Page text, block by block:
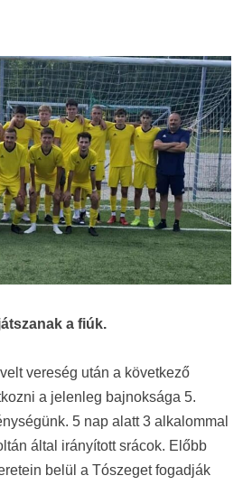
a fiúk.
vereség után a következő
a jelenleg bajnoksága 5.
5 nap alatt 3 alkalommal
által irányított srácok. Előbb
belül a Tószeget fogadják